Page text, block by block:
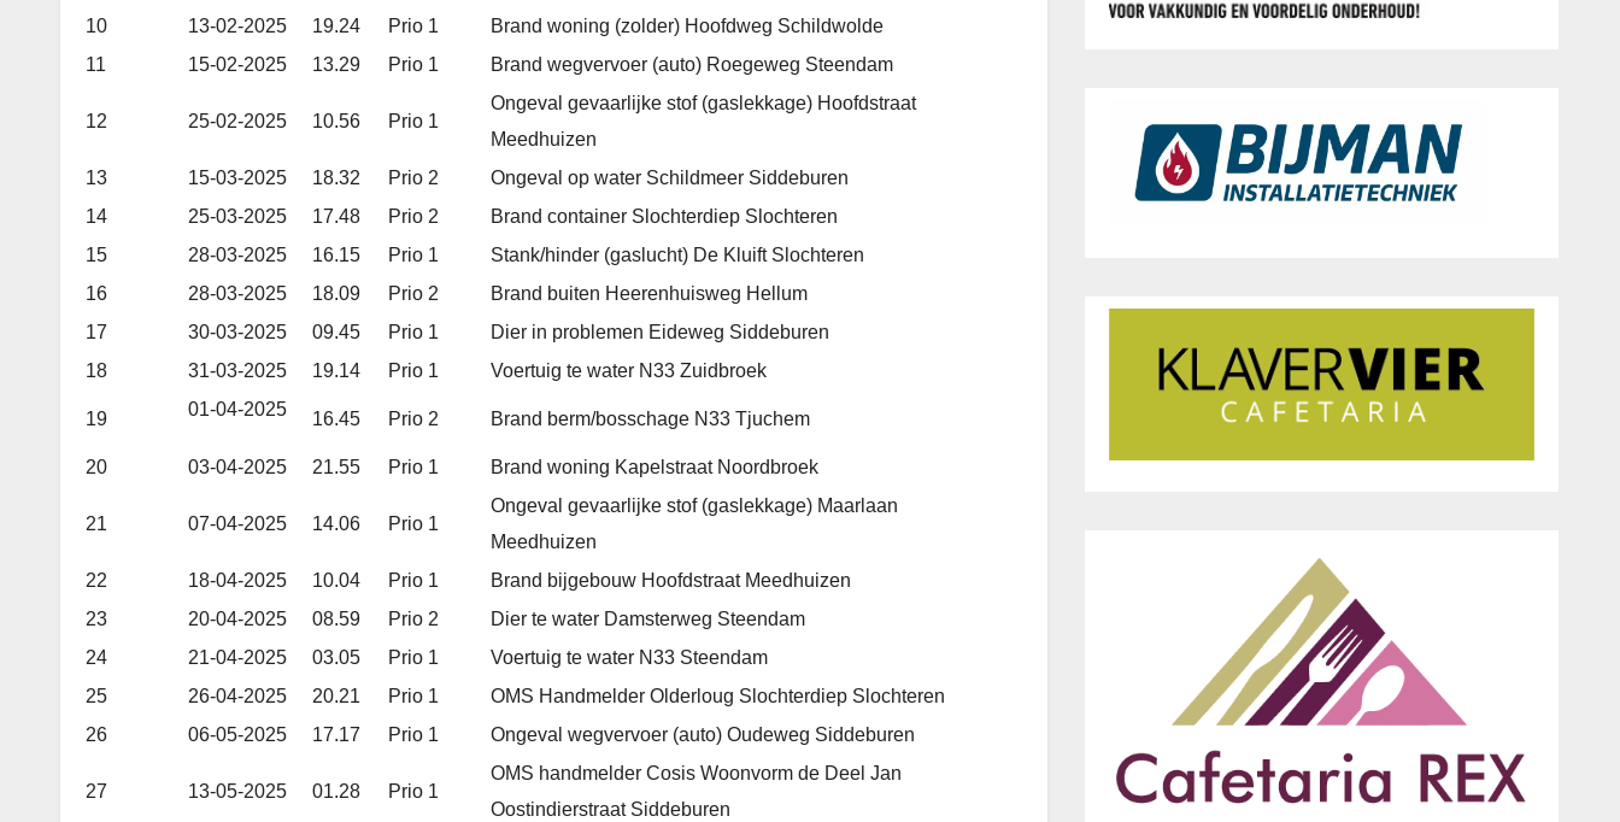
10
13-02-2025 19.24 Prio 1
Brand woning (zolder) Hoofdweg Schildwolde
11
15-02-2025 13.29 Prio 1 Brand wegvervoer (auto) Roegeweg Steendam
12 25-02-2025 10.56 Prio 1
Ongeval gevaarlijke stof (gaslekkage) Hoofdstraat
Meedhuizen
13
15-03-2025 18.32 Prio 2
Ongeval op water Schildmeer Siddeburen
14
25-03-2025 17.48 Prio 2
Brand container Slochterdiep Slochteren
15
28-03-2025 16.15 Prio 1
Stank/hinder (gaslucht) De Kluift Slochteren
16
28-03-2025 18.09 Prio 2
Brand buiten Heerenhuisweg Hellum
17
30-03-2025 09.45 Prio 1
Dier in problemen Eideweg Siddeburen
18
31-03-2025 19.14 Prio 1 Voertuig te water N33 Zuidbroek
19 01-04-2025 16.45 Prio 2 Brand berm/bosschage N33 Tjuchem
20 03-04-2025 21.55 Prio 1 Brand woning Kapelstraat Noordbroek
21 07-04-2025 14.06 Prio 1
Ongeval gevaarlijke stof (gaslekkage) Maarlaan
Meedhuizen
22
18-04-2025 10.04 Prio 1
Brand bijgebouw Hoofdstraat Meedhuizen
23
20-04-2025 08.59 Prio 2
Dier te water Damsterweg Steendam
24
21-04-2025 03.05 Prio 1
Voertuig te water N33 Steendam
25
26-04-2025 20.21 Prio 1
OMS Handmelder Olderloug Slochterdiep Slochteren
26
06-05-2025 17.17 Prio 1 Ongeval wegvervoer (auto) Oudeweg Siddeburen
27 13-05-2025 01.28 Prio 1
OMS handmelder Cosis Woonvorm de Deel Jan
Oostindierstraat Siddeburen